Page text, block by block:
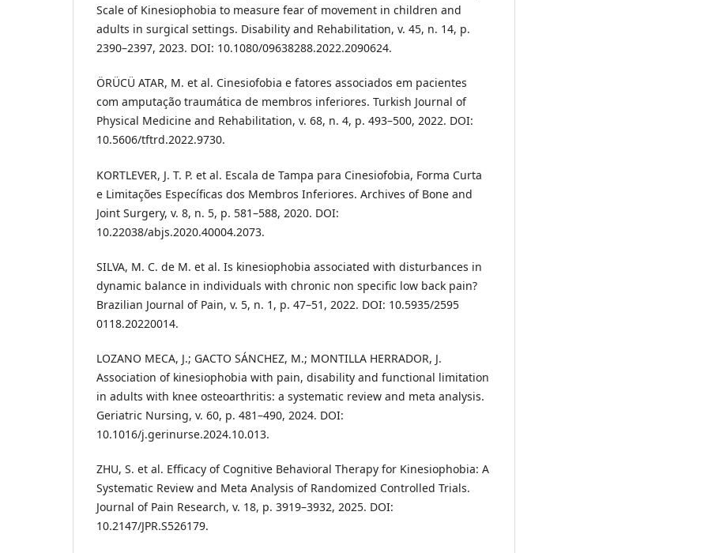
Scale of Kinesiophobia to measure fear of movement in children and
adults in surgical settings. Disability and Rehabilitation, v. 45, n. 14, p.
2390–2397, 2023. DOI: 10.1080/09638288.2022.2090624.
ÖRÜCÜ ATAR, M. et al. Cinesiofobia e fatores associados em pacientes
com amputação traumática de membros inferiores. Turkish Journal of
Physical Medicine and Rehabilitation, v. 68, n. 4, p. 493–500, 2022. DOI:
10.5606/tftrd.2022.9730.
KORTLEVER, J. T. P. et al. Escala de Tampa para Cinesiofobia, Forma Curta
e Limitações Específicas dos Membros Inferiores. Archives of Bone and
Joint Surgery, v. 8, n. 5, p. 581–588, 2020. DOI:
10.22038/abjs.2020.40004.2073.
SILVA, M. C. de M. et al. Is kinesiophobia associated with disturbances in
dynamic balance in individuals with chronic non specific low back pain?
Brazilian Journal of Pain, v. 5, n. 1, p. 47–51, 2022. DOI: 10.5935/2595
0118.20220014.
LOZANO MECA, J.; GACTO SÁNCHEZ, M.; MONTILLA HERRADOR, J.
Association of kinesiophobia with pain, disability and functional limitation
in adults with knee osteoarthritis: a systematic review and meta analysis.
Geriatric Nursing, v. 60, p. 481–490, 2024. DOI:
10.1016/j.gerinurse.2024.10.013.
ZHU, S. et al. Efficacy of Cognitive Behavioral Therapy for Kinesiophobia: A
Systematic Review and Meta Analysis of Randomized Controlled Trials.
Journal of Pain Research, v. 18, p. 3919–3932, 2025. DOI:
10.2147/JPR.S526179.